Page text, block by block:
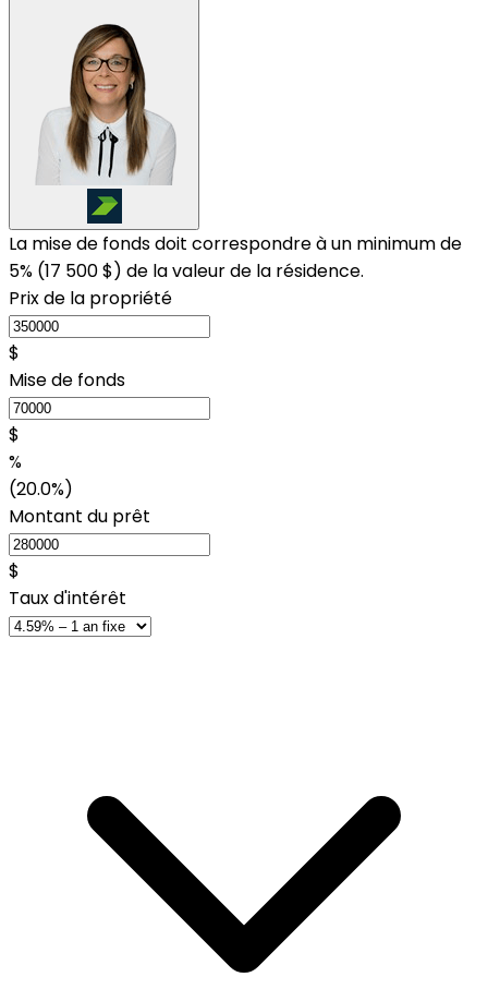
La mise de fonds doit correspondre à un minimum de
5% (17 500 $) de la valeur de la résidence.
Prix de la propriété
$
Mise de fonds
$
%
(20.0%)
Montant du prêt
$
Taux d'intérêt